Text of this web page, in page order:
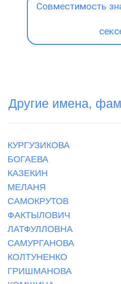
Совместимость
Другие имена,
КУРГУЗИКОВА
БОГАЕВА
КАЗЕКИН
МЕЛАНЯ
САМОКРУТОВ
ФАКТЫЛОВИЧ
ЛАТФУЛЛОВНА
САМУРГАНОВА
КОЛТУНЕНКО
ГРИШМАНОВА